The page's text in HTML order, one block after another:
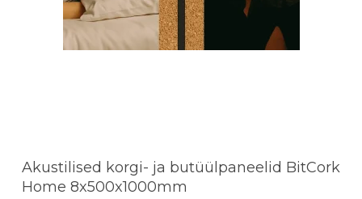
Akustilised korgi- ja butüülpaneelid BitCork
Home 8x500x1000mm